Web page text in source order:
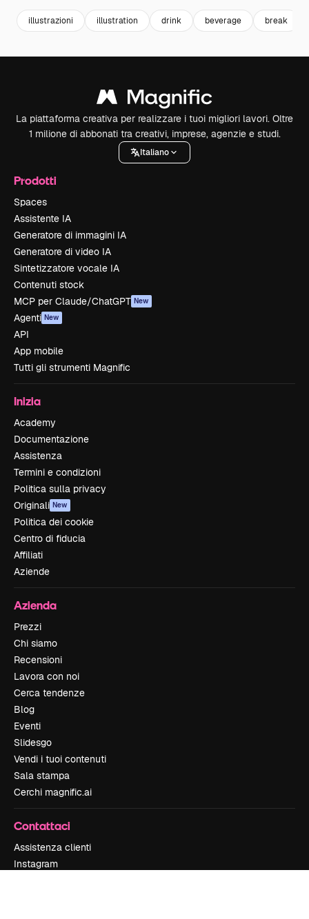
illustrazioni illustration drink beverage break
La piattaforma creativa per realizzare i tuoi migliori lavori. Oltre
1 milione di abbonati tra creativi, imprese, agenzie e studi.
Italiano
Prodotti
Spaces
Assistente IA
Generatore di immagini IA
Generatore di video IA
Sintetizzatore vocale IA
Contenuti stock
MCP per Claude/ChatGPT New
Agenti New
API
App mobile
Tutti gli strumenti Magnific
Inizia
Academy
Documentazione
Assistenza
Termini e condizioni
Politica sulla privacy
Originali New
Politica dei cookie
Centro di fiducia
Affiliati
Aziende
Azienda
Prezzi
Chi siamo
Recensioni
Lavora con noi
Cerca tendenze
Blog
Eventi
Slidesgo
Vendi i tuoi contenuti
Sala stampa
Cerchi magnific.ai
Contattaci
Assistenza clienti
Instagram